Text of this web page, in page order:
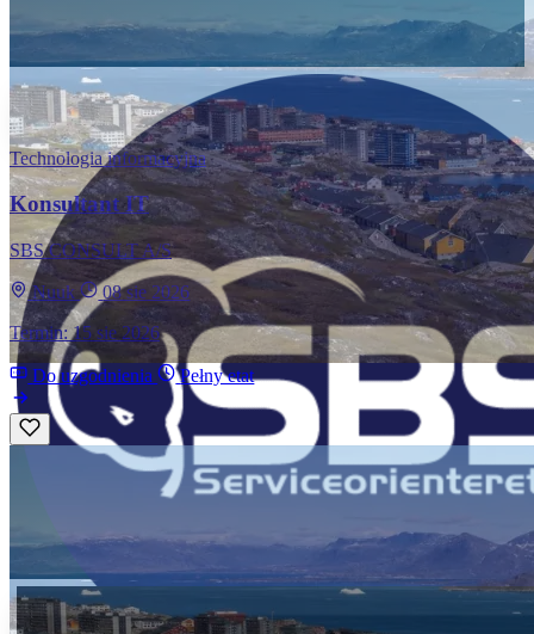
Technologia informacyjna
Konsultant IT
SBS CONSULT A/S
Nuuk
08 sie 2026
Termin: 15 sie 2026
Do uzgodnienia Pełny etat